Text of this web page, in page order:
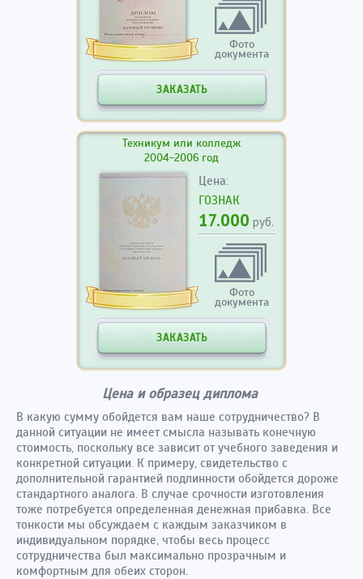
Фото
документа
ЗАКАЗАТЬ
Техникум или колледж
2004-2006 год
Цена:
ГОЗНАК
17.000 руб.
Фото
документа
ЗАКАЗАТЬ
Цена и образец диплома
В какую сумму обойдется вам наше сотрудничество? В
данной ситуации не имеет смысла называть конечную
стоимость, поскольку все зависит от учебного заведения и
конкретной ситуации. К примеру, свидетельство с
дополнительной гарантией подлинности обойдется дороже
стандартного аналога. В случае срочности изготовления
тоже потребуется определенная денежная прибавка. Все
тонкости мы обсуждаем с каждым заказчиком в
индивидуальном порядке, чтобы весь процесс
сотрудничества был максимально прозрачным и
комфортным для обеих сторон.